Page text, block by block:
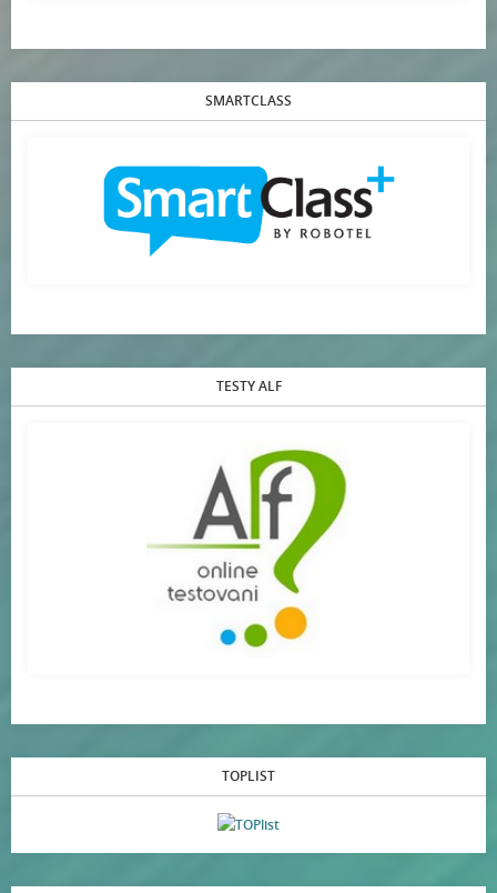
SMARTCLASS
TESTY ALF
TOPLIST